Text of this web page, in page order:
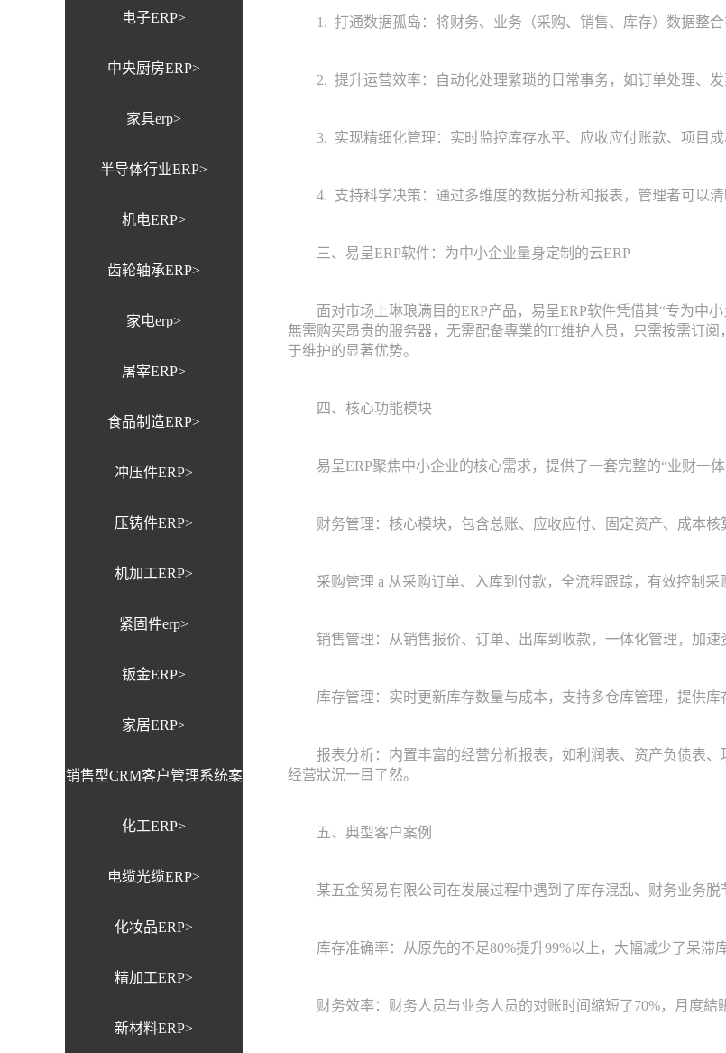
电子ERP>
中央厨房ERP>
家具erp>
半导体行业ERP>
机电ERP>
齿轮轴承ERP>
家电erp>
屠宰ERP>
食品制造ERP>
冲压件ERP>
压铸件ERP>
机加工ERP>
紧固件erp>
钣金ERP>
家居ERP>
销售型CRM客户管理系统案
例>
化工ERP>
电缆光缆ERP>
化妆品ERP>
精加工ERP>
新材料ERP>
1. 打通数据孤岛：将财务、业务（采购、销售、库存）数据整合
2. 提升运营效率：自动化处理繁琐的日常事务，如订单处理、发
3. 实现精细化管理：实时监控库存水平、应收应付账款、项目成
4. 支持科学决策：通过多维度的数据分析和报表，管理者可以清
三、易呈ERP软件：为中小企业量身定制的云ERP
面对市场上琳琅满目的ERP产品，易呈ERP软件凭借其“专为中小
無需购买昂贵的服务器，无需配备專業的IT维护人员，只需按需订
于维护的显著优势。
四、核心功能模块
易呈ERP聚焦中小企业的核心需求，提供了一套完整的“业财一体
财务管理：核心模块，包含总账、应收应付、固定资产、成本核
采购管理 a 从采购订单、入库到付款，全流程跟踪，有效控制采
销售管理：从销售报价、订单、出库到收款，一体化管理，加速
库存管理：实时更新库存数量与成本，支持多仓库管理，提供库
报表分析：内置丰富的经营分析报表，如利润表、资产负债表、
经营狀況一目了然。
五、典型客户案例
某五金贸易有限公司在发展过程中遇到了库存混乱、财务业务脱
库存准确率：从原先的不足80%提升99%以上，大幅减少了呆滞库
财务效率：财务人员与业务人员的对账时间缩短了70%，月度結賬